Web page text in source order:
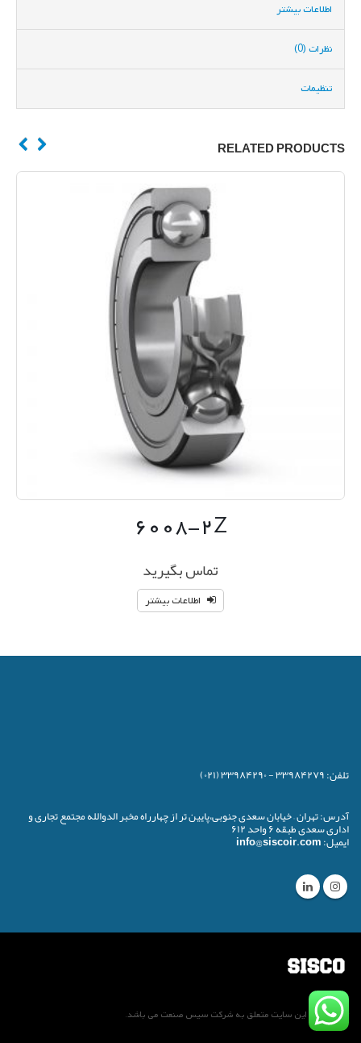
اطلاعات بیشتر
نظرات (0)
تنظیمات
RELATED PRODUCTS
۶۰۰۸-۲Z
تماس بگیرید
اطلاعات بیشتر
تلفن:
آدرس:تهران – خیابان سعدی جنوبی،پایین تر از چهارراه مخبر الدوالله مجتمع تجاری و
اداری سعدی طبقه ۶ واحد ۶۱۲
ایمیل:
تمام حقوق این سایت متعلق به شرکت سیس صنعت می باشد.